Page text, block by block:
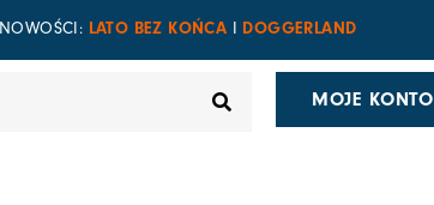
LATO BEZ KOŃCA DOGGERLAND
MOJE KONTO